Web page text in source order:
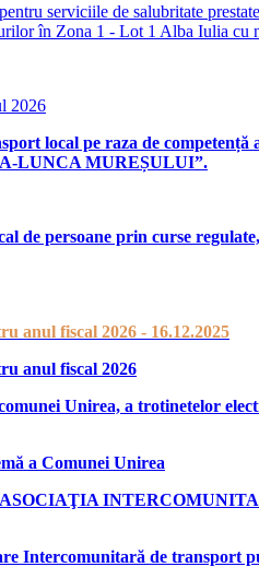
serviciile de salubritate
în Zona 1 - Lot 1 Alba Iulia cu
2026
local pe raza de competență
LUNCA MUREȘULUI”.
de persoane prin curse
anul fiscal 2026 - 16.12.2025
anul fiscal 2026
Unirea, a trotinetelor
a Comunei Unirea
Intercomunitară de transport